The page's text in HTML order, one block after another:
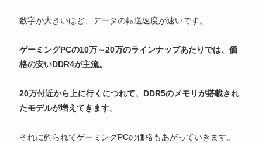
数字が大きいほど、データの転送速度が速いです。
ゲーミングPCの10万～20万のラインナップあたりでは、価
格の安いDDR4が主流。
20万付近から上に行くにつれて、DDR5のメモリが搭載され
たモデルが増えてきます。
それに釣られてゲーミングPCの価格もあがっていきます。